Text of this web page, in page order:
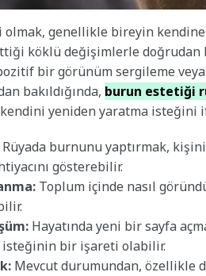
olmak, genellikle bireyin
köklü değişimlerle
bir görünüm sergileme
bakıldığında, burun estetiği
kendini yeniden yaratma isteğini
Rüyada burnunu yaptırmak,
gösterebilir.
Toplum içinde nasıl
Hayatında yeni bir sayfa
isteğinin bir işareti olabilir.
Mevcut durumundan, özellikle